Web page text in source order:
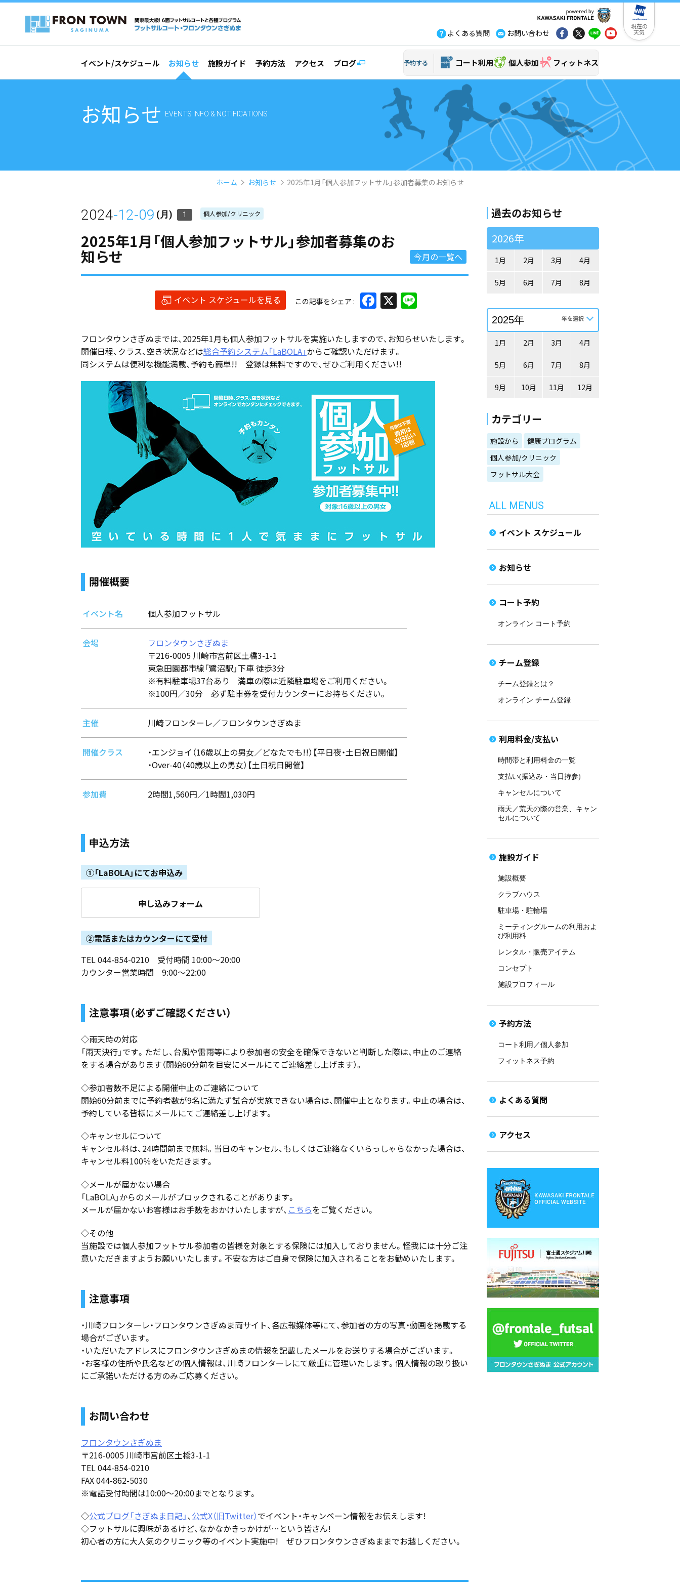
現在の
天気
よくある質問 お問い合わせ
イベント/スケジュール お知らせ 施設ガイド 予約方法 アクセス ブログ 予約する コート利用 個人参加 フィットネス
お知らせ EVENTS INFO & NOTIFICATIONS
ホーム お知らせ 2025年1月「個人参加フットサル」参加者募集のお知らせ
2024-12-09 (月) 1 個人参加/クリニック
2025年1月「個人参加フットサル」参加者募集のお
知らせ 今月の一覧へ
イベント スケジュールを見る この記事をシェア Facebook
X Line
フロンタウンさぎぬまでは、2025年1月も個人参加フットサルを実施いたしますので、お知らせいたします。
開催日程、クラス、空き状況などは総合予約システム「LaBOLA」からご確認いただけます。
同システムは便利な機能満載、予約も簡単!! 登録は無料ですので、ぜひご利用ください!!
開催概要
イベント名 個人参加フットサル
会場
フロンタウンさぎぬま
〒216-0005 川崎市宮前区土橋3-1-1
東急田園都市線「鷺沼駅」下車 徒歩3分
※有料駐車場37台あり 満車の際は近隣駐車場をご利用ください。
※100円／30分 必ず駐車券を受付カウンターにお持ちください。
主催 川崎フロンターレ／フロンタウンさぎぬま
開催クラス
・エンジョイ（16歳以上の男女／どなたでも!!）【平日夜・土日祝日開催】
・Over-40（40歳以上の男女）【土日祝日開催】
参加費 2時間1,560円／1時間1,030円
申込方法
①「LaBOLA」にてお申込み
申し込みフォーム
②電話またはカウンターにて受付
TEL 044-854-0210 受付時間 10:00～20:00
カウンター営業時間 9:00～22:00
注意事項（必ずご確認ください）
◇雨天時の対応
「雨天決行」です。ただし、台風や雷雨等により参加者の安全を確保できないと判断した際は、中止のご連絡
をする場合があります（開始60分前を目安にメールにてご連絡差し上げます）。
◇参加者数不足による開催中止のご連絡について
開始60分前までに予約者数が9名に満たず試合が実施できない場合は、開催中止となります。中止の場合は、
予約している皆様にメールにてご連絡差し上げます。
◇キャンセルについて
キャンセル料は、24時間前まで無料。当日のキャンセル、もしくはご連絡なくいらっしゃらなかった場合は、
キャンセル料100％をいただきます。
◇メールが届かない場合
「LaBOLA」からのメールがブロックされることがあります。
メールが届かないお客様はお手数をおかけいたしますが、 こちらをご覧ください。
◇その他
当施設では個人参加フットサル参加者の皆様を対象とする保険には加入しておりません。怪我には十分ご注
意いただきますようお願いいたします。不安な方はご自身で保険に加入されることをお勧めいたします。
注意事項
・川崎フロンターレ・フロンタウンさぎぬま両サイト、各広報媒体等にて、参加者の方の写真・動画を掲載する
場合がございます。
・いただいたアドレスにフロンタウンさぎぬまの情報を記載したメールをお送りする場合がございます。
・お客様の住所や氏名などの個人情報は、川崎フロンターレにて厳重に管理いたします。個人情報の取り扱い
にご承諾いただける方のみご応募ください。
お問い合わせ
フロンタウンさぎぬま
〒216-0005 川崎市宮前区土橋3-1-1
TEL 044-854-0210
FAX 044-862-5030
※電話受付時間は10:00～20:00までとなります。
◇公式ブログ「さぎぬま日記」、公式X（旧Twitter）でイベント・キャンペーン情報をお伝えします!
◇フットサルに興味があるけど、なかなかきっかけが…という皆さん!
初心者の方に大人気のクリニック等のイベント実施中! ぜひフロンタウンさぎぬままでお越しください。
過去のお知らせ
2026年
1月 2月 3月 4月
5月 6月 7月 8月
1月 2月 3月 4月
5月 6月 7月 8月
9月 10月 11月 12月
カテゴリー
施設から
健康プログラム
個人参加/クリニック
フットサル大会
ALL MENUS
イベント スケジュール
お知らせ
コート予約
オンライン コート予約
チーム登録
チーム登録とは？
オンライン チーム登録
利用料金/支払い
時間帯と利用料金の一覧
支払い(振込み・当日持参)
キャンセルについて
雨天／荒天の際の営業、キャン
セルについて
施設ガイド
施設概要
クラブハウス
駐車場・駐輪場
ミーティングルームの利用およ
び利用料
レンタル・販売アイテム
コンセプト
施設プロフィール
予約方法
コート利用／個人参加
フィットネス予約
よくある質問
アクセス